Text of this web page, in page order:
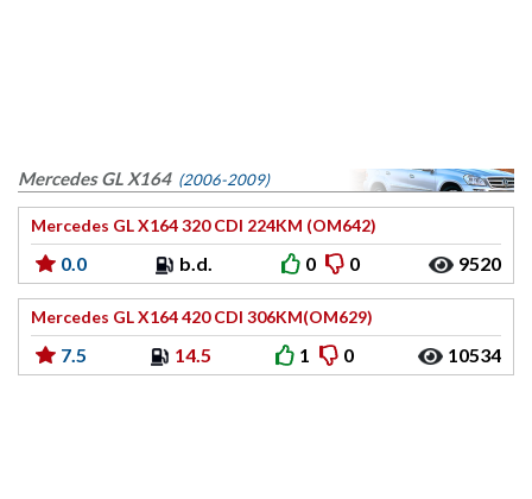
Mercedes GL X164 (2006-2009)
Mercedes GL X164 320 CDI 224KM (OM642)
0.0 b.d. 0 0 9520
Mercedes GL X164 420 CDI 306KM(OM629)
7.5 14.5 1 0 10534